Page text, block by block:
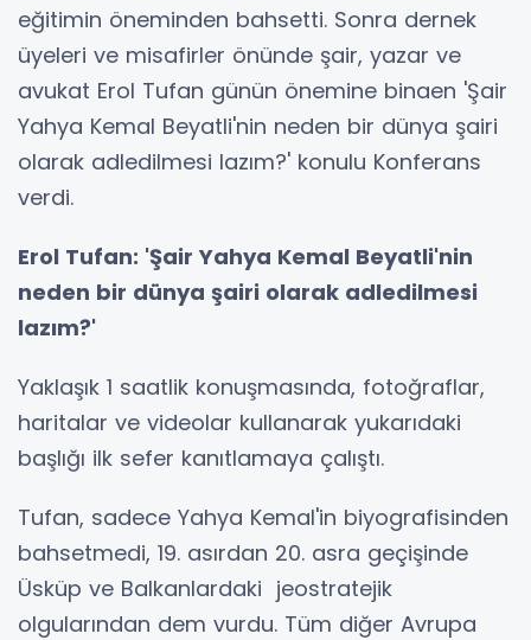
eğitimin öneminden bahsetti. Sonra dernek
üyeleri ve misafirler önünde şair, yazar ve
avukat Erol Tufan günün önemine binaen 'Şair
Yahya Kemal Beyatli'nin neden bir dünya şairi
olarak adledilmesi lazım?' konulu Konferans
verdi.
Erol Tufan: 'Şair Yahya Kemal Beyatli'nin
neden bir dünya şairi olarak adledilmesi
lazım?'
Yaklaşık 1 saatlik konuşmasında, fotoğraflar,
haritalar ve videolar kullanarak yukarıdaki
başlığı ilk sefer kanıtlamaya çalıştı.
Tufan, sadece Yahya Kemal'in biyografisinden
bahsetmedi, 19. asırdan 20. asra geçişinde
Üsküp ve Balkanlardaki jeostratejik
olgularından dem vurdu. Tüm diğer Avrupa